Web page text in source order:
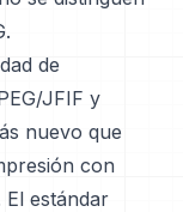
de
JFIF y
nuevo que
con
estándar